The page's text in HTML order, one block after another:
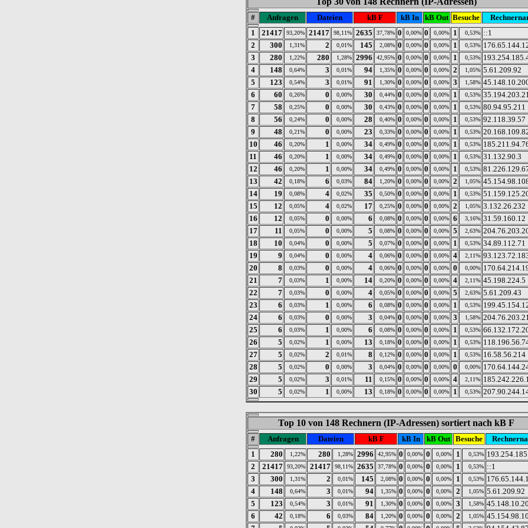
# Anfragen Dateien kB F kB In kB Out Besuche
1
21417 93,20% 21417 98,11% 2635 37,78% 0 0,00% 0 0,00% 1 0,53% ::1
2
300 1,31% 2 0,01% 145 2,08% 0 0,00% 0 0,00% 1 0,53%
3
280 1,22% 280 1,28% 2996 42,95% 0 0,00% 0 0,00% 1 0,53%
4
148 0,64% 3 0,01% 94 1,35% 0 0,00% 0 0,00% 2 1,05% 5.61.209.92
5
123 0,54% 3 0,01% 91 1,30% 0 0,00% 0 0,00% 3 1,58%
6
60 0,26% 0 0,00% 30 0,44% 0 0,00% 0 0,00% 1 0,53%
7
58 0,25% 0 0,00% 30 0,43% 0 0,00% 0 0,00% 1 0,53% 80.94.95.211
8
56 0,24% 0 0,00% 28 0,40% 0 0,00% 0 0,00% 1 0,53% 92.118.39.57
9
48 0,21% 0 0,00% 23 0,33% 0 0,00% 0 0,00% 1 0,53%
10
46 0,20% 1 0,00% 34 0,49% 0 0,00% 0 0,00% 1 0,53%
11
46 0,20% 1 0,00% 34 0,49% 0 0,00% 0 0,00% 1 0,53% 31.132.90.3
12
46 0,20% 1 0,00% 34 0,49% 0 0,00% 0 0,00% 1 0,53%
13
42 0,18% 6 0,03% 84 1,20% 0 0,00% 0 0,00% 2 1,05%
14
19 0,08% 4 0,02% 35 0,50% 0 0,00% 0 0,00% 1 0,53%
15
12 0,05% 4 0,02% 17 0,25% 0 0,00% 0 0,00% 2 1,05% 3.132.26.232
16
12 0,05% 0 0,00% 6 0,08% 0 0,00% 0 0,00% 6 3,16% 31.59.160.12
17
11 0,05% 0 0,00% 5 0,08% 0 0,00% 0 0,00% 5 2,63%
18
10 0,04% 0 0,00% 5 0,07% 0 0,00% 0 0,00% 1 0,53% 34.89.112.71
19
9 0,04% 0 0,00% 4 0,06% 0 0,00% 0 0,00% 4 2,11%
20
8 0,03% 0 0,00% 4 0,06% 0 0,00% 0 0,00% 0 0,00%
21
7 0,03% 1 0,00% 14 0,20% 0 0,00% 0 0,00% 4 2,11% 45.198.224.5
22
7 0,03% 0 0,00% 4 0,05% 0 0,00% 0 0,00% 5 2,63% 5.61.209.43
23
6 0,03% 1 0,00% 6 0,08% 0 0,00% 0 0,00% 1 0,53%
24
6 0,03% 0 0,00% 3 0,04% 0 0,00% 0 0,00% 3 1,58%
25
6 0,03% 1 0,00% 6 0,08% 0 0,00% 0 0,00% 1 0,53%
26
5 0,02% 1 0,00% 13 0,18% 0 0,00% 0 0,00% 1 0,53%
27
5 0,02% 2 0,01% 8 0,12% 0 0,00% 0 0,00% 1 0,53% 16.58.56.214
28
5 0,02% 0 0,00% 3 0,04% 0 0,00% 0 0,00% 0 0,00%
29
5 0,02% 3 0,01% 11 0,15% 0 0,00% 0 0,00% 4 2,11%
30
5 0,02% 1 0,00% 13 0,18% 0 0,00% 0 0,00% 1 0,53%
Top 10 von 148 Rechnern (IP-Adressen) sortiert nach kB F
# Anfragen Dateien kB F kB In kB Out Besuche
1
280 1,22% 280 1,28% 2996 42,95% 0 0,00% 0 0,00% 1 0,53%
2
21417 93,20% 21417 98,11% 2635 37,78% 0 0,00% 0 0,00% 1 0,53% ::1
3
300 1,31% 2 0,01% 145 2,08% 0 0,00% 0 0,00% 1 0,53%
4
148 0,64% 3 0,01% 94 1,35% 0 0,00% 0 0,00% 2 1,05% 5.61.209.92
5
123 0,54% 3 0,01% 91 1,30% 0 0,00% 0 0,00% 3 1,58%
6
42 0,18% 6 0,03% 84 1,20% 0 0,00% 0 0,00% 2 1,05%